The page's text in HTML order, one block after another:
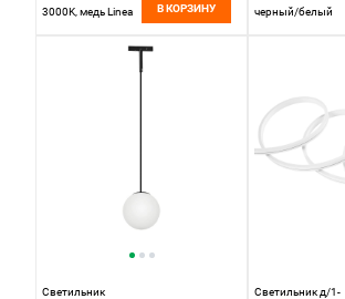
3000K, медь Linea
В КОРЗИНУ
черный/белый
Светильник
Светильник д/1-